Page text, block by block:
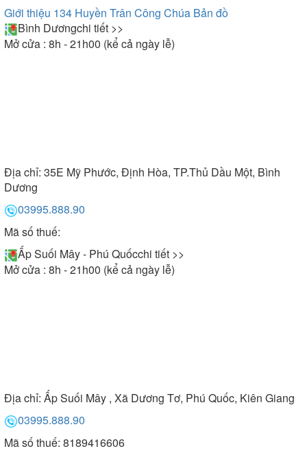
Giới thiệu 134 Huyền Trân Công Chúa Bản đồ
Bình Dươngchi tiết >>
Mở cửa : 8h - 21h00 (kể cả ngày lễ)
Địa chỉ: 35E Mỹ Phước, Định Hòa, TP.Thủ Dầu Một, Bình
Dương
03995.888.90
Mã số thuế:
Ấp Suối Mây - Phú Quốcchi tiết >>
Mở cửa : 8h - 21h00 (kể cả ngày lễ)
Địa chỉ: Ấp Suối Mây , Xã Dương Tơ, Phú Quốc, Kiên Giang
03995.888.90
Mã số thuế: 8189416606